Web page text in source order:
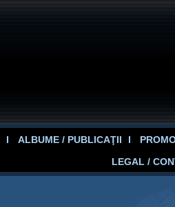
ALBUME / PUBLICAŢII
LEGAL /